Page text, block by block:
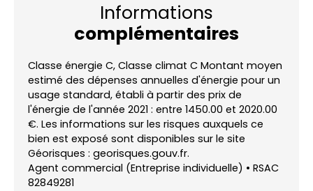
Informations
complémentaires
Classe énergie C, Classe climat C Montant moyen
estimé des dépenses annuelles d'énergie pour un
usage standard, établi à partir des prix de
l'énergie de l'année 2021 : entre 1450.00 et 2020.00
€. Les informations sur les risques auxquels ce
bien est exposé sont disponibles sur le site
Géorisques : georisques.gouv.fr.
Agent commercial (Entreprise individuelle) • RSAC
82849281